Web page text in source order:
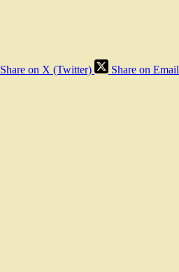
Share on X (Twitter) Share on Email